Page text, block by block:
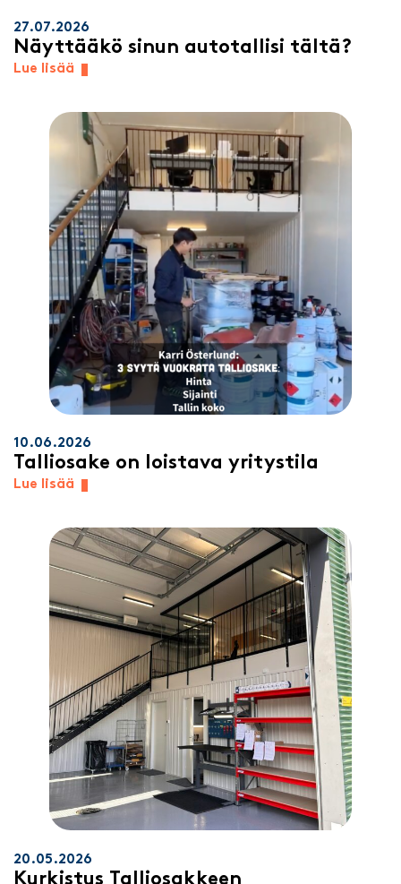
27.07.2026
Näyttääkö sinun autotallisi tältä?
Lue lisää
10.06.2026
Talliosake on loistava yritystila
Lue lisää
20.05.2026
Kurkistus Talliosakkeen